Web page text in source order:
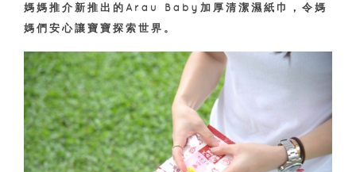
媽媽推介新推出的Arau Baby加厚清潔濕紙巾，令媽
媽們安心讓寶寶探索世界。